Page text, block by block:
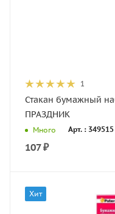
1
Стакан бумажный
ПРАЗДНИК
Много Арт. : 349515
107₽
Хит